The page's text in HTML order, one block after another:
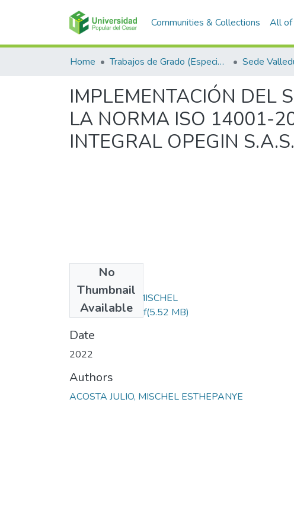
Communities & Collections All of
Home Trabajos de Grado (Especializaciones y Pregrados) Sede
IMPLEMENTACIÓN DEL
LA NORMA ISO 14001-
INTEGRAL OPEGIN S.A.S.
No
Thumbnail
Available
ACOSTA JULIO MISCHEL
ESTHEPANYE.pdf(5.52 MB)
Date
2022
Authors
ACOSTA JULIO, MISCHEL ESTHEPANYE